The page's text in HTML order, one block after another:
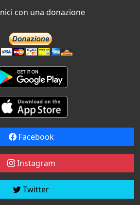
con una donazione
Facebook
Instagram
Twitter